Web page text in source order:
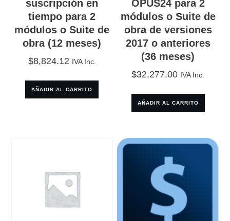
suscripción en
tiempo para 2
módulos o Suite de
obra (12 meses)
$8,824.12 IVA Inc.
AÑADIR AL CARRITO
OPUS24 para 2
módulos o Suite de
obra de versiones
2017 o anteriores
(36 meses)
$32,277.00 IVA Inc.
AÑADIR AL CARRITO